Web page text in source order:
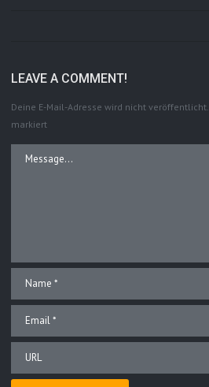
LEAVE A COMMENT!
Deine E-Mail-Adresse wird nicht veröffentlicht.
markiert